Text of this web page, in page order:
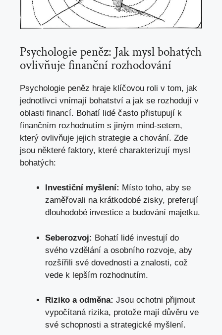
Psychologie peněz: Jak mysl bohatých
ovlivňuje finanční rozhodování
Psychologie peněz hraje klíčovou roli v tom, jak
jednotlivci vnímají bohatství a jak se rozhodují v
oblasti financí. Bohatí lidé často přistupují k
finančním rozhodnutím s jiným mind-setem,
který ovlivňuje jejich strategie a chování. Zde
jsou některé faktory, které charakterizují mysl
bohatých:
Investiční myšlení: Místo toho, aby se
zaměřovali na krátkodobé zisky, preferují
dlouhodobé investice a budování majetku.
Seberozvoj: Bohatí lidé investují do
svého vzdělání a osobního rozvoje, aby
rozšířili své dovednosti a znalosti, což
vede k lepším rozhodnutím.
Riziko a odměna: Jsou ochotni přijmout
vypočítaná rizika, protože mají důvěru ve
své schopnosti a strategické myšlení.